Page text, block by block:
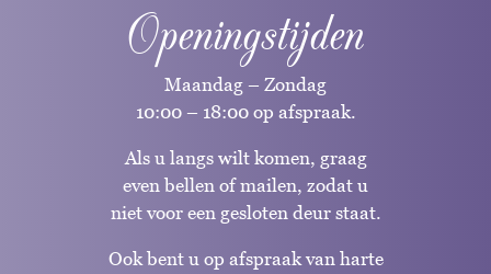
Openingstijden
Maandag – Zondag
10:00 – 18:00 op afspraak.
Als u langs wilt komen, graag
even bellen of mailen, zodat u
niet voor een gesloten deur staat.
Ook bent u op afspraak van harte